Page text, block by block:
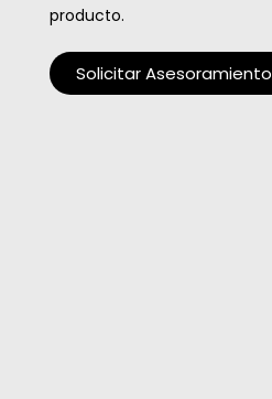
producto.
Solicitar Asesoramiento